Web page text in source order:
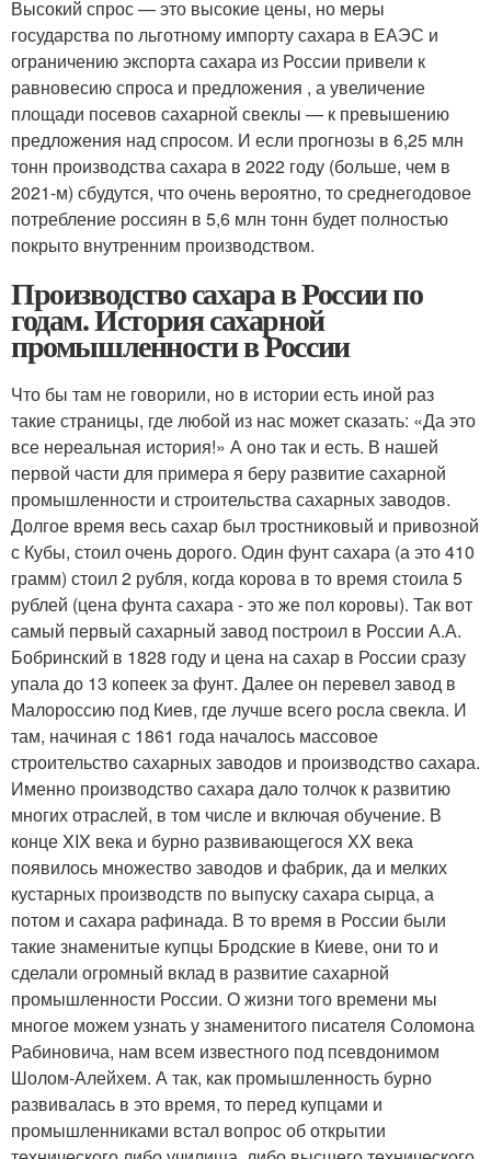
Высокий спрос — это высокие цены, но меры
государства по льготному импорту сахара в ЕАЭС и
ограничению экспорта сахара из России привели к
равновесию спроса и предложения , а увеличение
площади посевов сахарной свеклы — к превышению
предложения над спросом. И если прогнозы в 6,25 млн
тонн производства сахара в 2022 году (больше, чем в
2021-м) сбудутся, что очень вероятно, то среднегодовое
потребление россиян в 5,6 млн тонн будет полностью
покрыто внутренним производством.
Производство сахара в России по
годам. История сахарной
промышленности в России
Что бы там не говорили, но в истории есть иной раз
такие страницы, где любой из нас может сказать: «Да это
все нереальная история!» А оно так и есть. В нашей
первой части для примера я беру развитие сахарной
промышленности и строительства сахарных заводов.
Долгое время весь сахар был тростниковый и привозной
с Кубы, стоил очень дорого. Один фунт сахара (а это 410
грамм) стоил 2 рубля, когда корова в то время стоила 5
рублей (цена фунта сахара - это же пол коровы). Так вот
самый первый сахарный завод построил в России А.А.
Бобринский в 1828 году и цена на сахар в России сразу
упала до 13 копеек за фунт. Далее он перевел завод в
Малороссию под Киев, где лучше всего росла свекла. И
там, начиная с 1861 года началось массовое
строительство сахарных заводов и производство сахара.
Именно производство сахара дало толчок к развитию
многих отраслей, в том числе и включая обучение. В
конце XIX века и бурно развивающегося XX века
появилось множество заводов и фабрик, да и мелких
кустарных производств по выпуску сахара сырца, а
потом и сахара рафинада. В то время в России были
такие знаменитые купцы Бродские в Киеве, они то и
сделали огромный вклад в развитие сахарной
промышленности России. О жизни того времени мы
многое можем узнать у знаменитого писателя Соломона
Рабиновича, нам всем известного под псевдонимом
Шолом-Алейхем. А так, как промышленность бурно
развивалась в это время, то перед купцами и
промышленниками встал вопрос об открытии